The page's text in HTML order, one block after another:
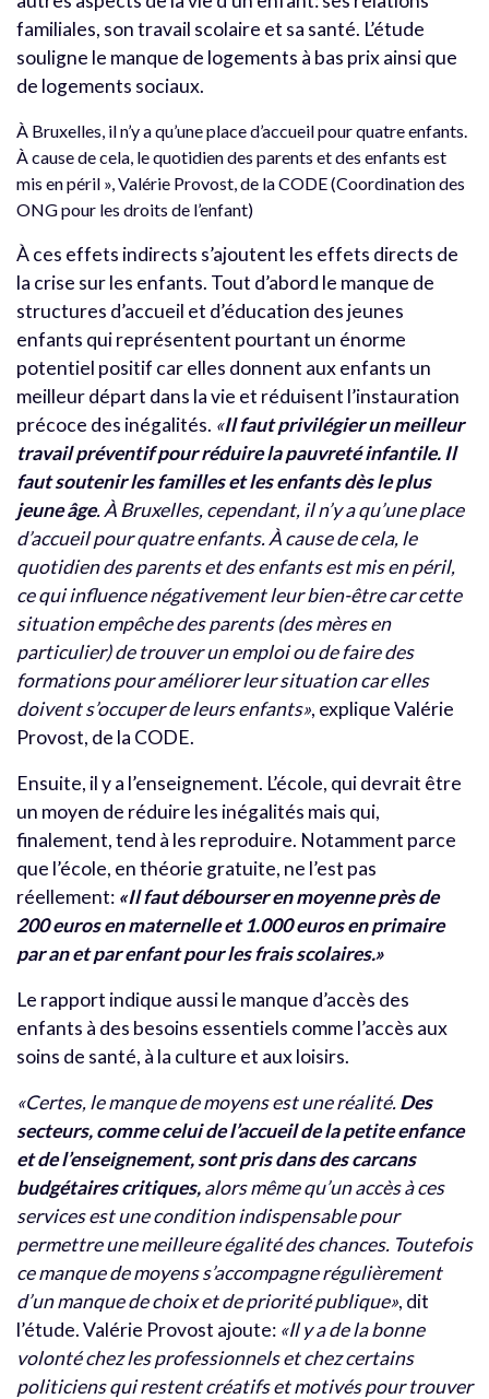
familiales, son travail scolaire et sa santé. L’étude
souligne le manque de logements à bas prix ainsi que
de logements sociaux.
À Bruxelles, il n’y a qu’une place d’accueil pour quatre enfants.
À cause de cela, le quotidien des parents et des enfants est
mis en péril », Valérie Provost, de la CODE (Coordination des
ONG pour les droits de l’enfant)
À ces effets indirects s’ajoutent les effets directs de
la crise sur les enfants. Tout d’abord le manque de
structures d’accueil et d’éducation des jeunes
enfants qui représentent pourtant un énorme
potentiel positif car elles donnent aux enfants un
meilleur départ dans la vie et réduisent l’instauration
précoce des inégalités. «Il faut privilégier un meilleur
travail préventif pour réduire la pauvreté infantile. Il
faut soutenir les familles et les enfants dès le plus
jeune âge. À Bruxelles, cependant, il n’y a qu’une place
d’accueil pour quatre enfants. À cause de cela, le
quotidien des parents et des enfants est mis en péril,
ce qui influence négativement leur bien-être car cette
situation empêche des parents (des mères en
particulier) de trouver un emploi ou de faire des
formations pour améliorer leur situation car elles
doivent s’occuper de leurs enfants», explique Valérie
Provost, de la CODE.
Ensuite, il y a l’enseignement. L’école, qui devrait être
un moyen de réduire les inégalités mais qui,
finalement, tend à les reproduire. Notamment parce
que l’école, en théorie gratuite, ne l’est pas
réellement: «Il faut débourser en moyenne près de
200 euros en maternelle et 1.000 euros en primaire
par an et par enfant pour les frais scolaires.»
Le rapport indique aussi le manque d’accès des
enfants à des besoins essentiels comme l’accès aux
soins de santé, à la culture et aux loisirs.
«Certes, le manque de moyens est une réalité.Des
secteurs, comme celui de l’accueil de la petite enfance
et de l’enseignement, sont pris dans des carcans
budgétaires critiques,alors même qu’un accès à ces
services est une condition indispensable pour
permettre une meilleure égalité des chances. Toutefois
ce manque de moyens s’accompagne régulièrement
d’un manque de choix et de priorité publique», dit
l’étude. Valérie Provost ajoute: «Il y a de la bonne
volonté chez les professionnels et chez certains
politiciens qui restent créatifs et motivés pour trouver